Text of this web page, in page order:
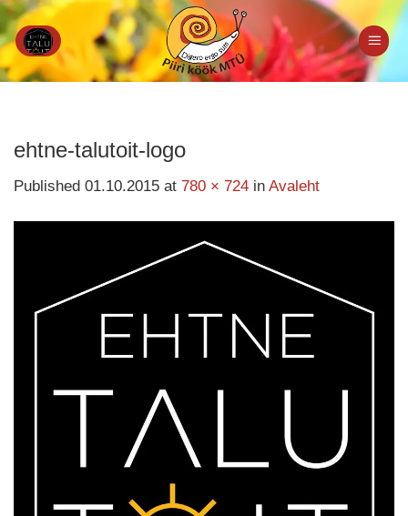
Skip
to
content
ehtne-talutoit-logo
Published 01.10.2015 at 780 × 724 in Avaleht